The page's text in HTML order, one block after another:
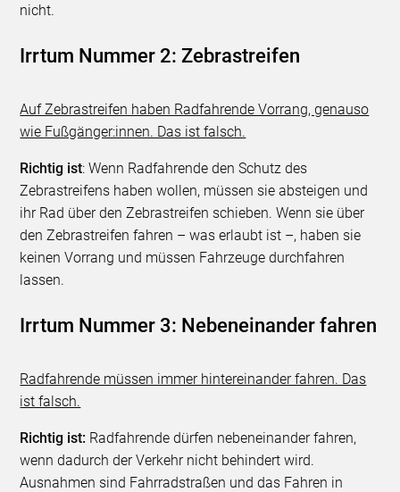
nicht.
Irrtum Nummer 2: Zebrastreifen
Auf Zebrastreifen haben Radfahrende Vorrang, genauso
wie Fußgänger:innen. Das ist falsch.
Richtig ist: Wenn Radfahrende den Schutz des
Zebrastreifens haben wollen, müssen sie absteigen und
ihr Rad über den Zebrastreifen schieben. Wenn sie über
den Zebrastreifen fahren – was erlaubt ist –, haben sie
keinen Vorrang und müssen Fahrzeuge durchfahren
lassen.
Irrtum Nummer 3: Nebeneinander fahren
Radfahrende müssen immer hintereinander fahren. Das
ist falsch.
Richtig ist: Radfahrende dürfen nebeneinander fahren,
wenn dadurch der Verkehr nicht behindert wird.
Ausnahmen sind Fahrradstraßen und das Fahren in